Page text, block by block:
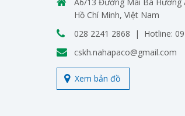
A6/13 Đường Mai Bá Hương
Hồ Chí Minh, Việt Nam
028 2241 2868 | Hotline:
cskh.nahapaco@gmail.com
Xem bản đồ